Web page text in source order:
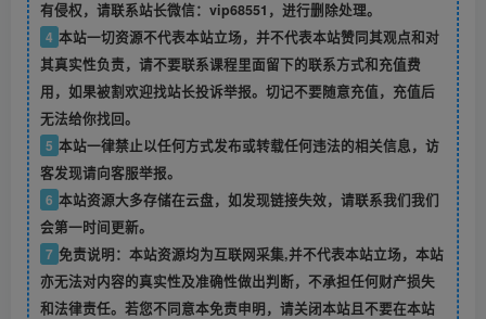
有侵权，请联系站长微信：vip68551，进行删除处理。
4 本站一切资源不代表本站立场，并不代表本站赞同其观点和对
其真实性负责，请不要联系课程里面留下的联系方式和充值费
用，如果被割欢迎找站长投诉举报。切记不要随意充值，充值后
无法给你找回。
5 本站一律禁止以任何方式发布或转载任何违法的相关信息，访
客发现请向客服举报。
6 本站资源大多存储在云盘，如发现链接失效，请联系我们我们
会第一时间更新。
7 免责说明：本站资源均为互联网采集,并不代表本站立场，本站
亦无法对内容的真实性及准确性做出判断，不承担任何财产损失
和法律责任。若您不同意本免责申明，请关闭本站且不要在本站